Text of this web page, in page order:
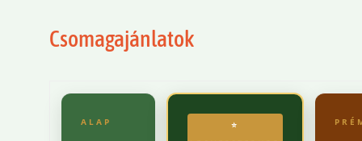
Csomagajánlatok
ALAP
⭐